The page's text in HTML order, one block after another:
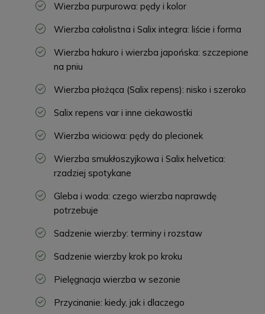
Wierzba purpurowa: pędy i kolor
Wierzba całolistna i Salix integra: liście i forma
Wierzba hakuro i wierzba japońska: szczepione
na pniu
Wierzba płożąca (Salix repens): nisko i szeroko
Salix repens var i inne ciekawostki
Wierzba wiciowa: pędy do plecionek
Wierzba smukłoszyjkowa i Salix helvetica:
rzadziej spotykane
Gleba i woda: czego wierzba naprawdę
potrzebuje
Sadzenie wierzby: terminy i rozstaw
Sadzenie wierzby krok po kroku
Pielęgnacja wierzba w sezonie
Przycinanie: kiedy, jak i dlaczego